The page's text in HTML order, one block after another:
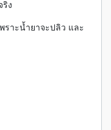
ง
พราะน้ำยาจะปลิว และ